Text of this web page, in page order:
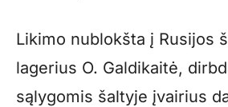
Likimo nublokšta į Rusijos
lagerius O. Galdikaitė,
sąlygomis šaltyje įvairius